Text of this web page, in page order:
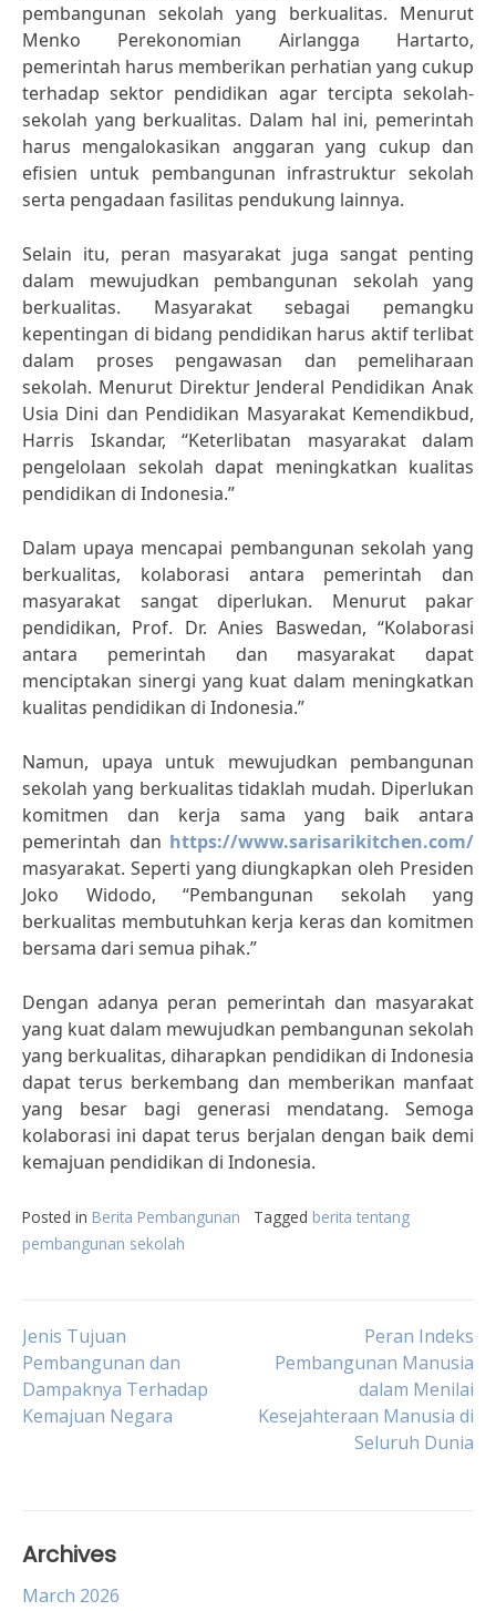
pembangunan sekolah yang berkualitas. Menurut
Menko Perekonomian Airlangga Hartarto,
pemerintah harus memberikan perhatian yang cukup
terhadap sektor pendidikan agar tercipta sekolah-
sekolah yang berkualitas. Dalam hal ini, pemerintah
harus mengalokasikan anggaran yang cukup dan
efisien untuk pembangunan infrastruktur sekolah
serta pengadaan fasilitas pendukung lainnya.
Selain itu, peran masyarakat juga sangat penting
dalam mewujudkan pembangunan sekolah yang
berkualitas. Masyarakat sebagai pemangku
kepentingan di bidang pendidikan harus aktif terlibat
dalam proses pengawasan dan pemeliharaan
sekolah. Menurut Direktur Jenderal Pendidikan Anak
Usia Dini dan Pendidikan Masyarakat Kemendikbud,
Harris Iskandar, “Keterlibatan masyarakat dalam
pengelolaan sekolah dapat meningkatkan kualitas
pendidikan di Indonesia.”
Dalam upaya mencapai pembangunan sekolah yang
berkualitas, kolaborasi antara pemerintah dan
masyarakat sangat diperlukan. Menurut pakar
pendidikan, Prof. Dr. Anies Baswedan, “Kolaborasi
antara pemerintah dan masyarakat dapat
menciptakan sinergi yang kuat dalam meningkatkan
kualitas pendidikan di Indonesia.”
Namun, upaya untuk mewujudkan pembangunan
sekolah yang berkualitas tidaklah mudah. Diperlukan
komitmen dan kerja sama yang baik antara
pemerintah dan https://www.sarisarikitchen.com/
masyarakat. Seperti yang diungkapkan oleh Presiden
Joko Widodo, “Pembangunan sekolah yang
berkualitas membutuhkan kerja keras dan komitmen
bersama dari semua pihak.”
Dengan adanya peran pemerintah dan masyarakat
yang kuat dalam mewujudkan pembangunan sekolah
yang berkualitas, diharapkan pendidikan di Indonesia
dapat terus berkembang dan memberikan manfaat
yang besar bagi generasi mendatang. Semoga
kolaborasi ini dapat terus berjalan dengan baik demi
kemajuan pendidikan di Indonesia.
Posted in Berita Pembangunan Tagged berita tentang
pembangunan sekolah
Post
navigation
Jenis Tujuan
Pembangunan dan
Dampaknya Terhadap
Kemajuan Negara
Peran Indeks
Pembangunan Manusia
dalam Menilai
Kesejahteraan Manusia di
Seluruh Dunia
Archives
March 2026